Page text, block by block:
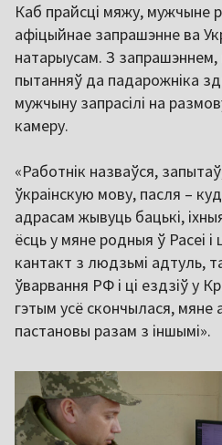
Каб прайсці мяжу, мужчыне
афіцыйнае запрашэнне ва
натарыусам. З
пытанняў да падарожніка
мужчыну запрасілі на
камеру.
«Работнік назваўся,
ўкраінскую мову, пасля –
адрасам жывуць бацькі,
ёсць у мяне родныя ў Расеі
кантакт з людзьмі адтуль,
ўварвання РФ і ці ездзіў у
гэтым усё скончылася, мяне
пастановы разам з іншымі».